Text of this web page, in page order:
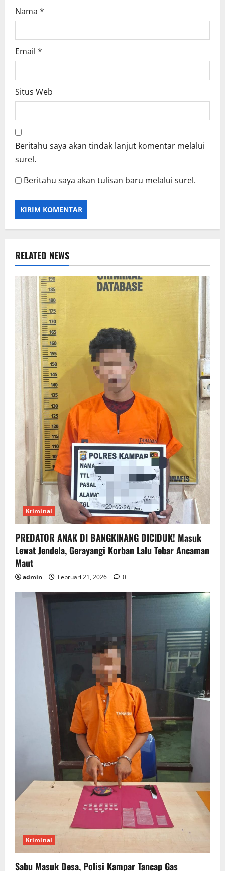
Nama *
Email *
Situs Web
Beritahu saya akan tindak lanjut komentar melalui
surel.
Beritahu saya akan tulisan baru melalui surel.
RELATED NEWS
Kriminal
PREDATOR ANAK DI BANGKINANG DICIDUK! Masuk
Lewat Jendela, Gerayangi Korban Lalu Tebar Ancaman
Maut
admin Februari 21, 2026 0
Kriminal
Sabu Masuk Desa, Polisi Kampar Tancap Gas